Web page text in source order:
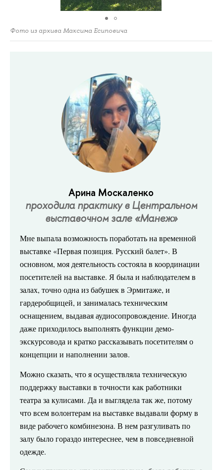
Фото из архива Максима Есиповича
Арина Москаленко
проходила практику в Центральном
выставочном зале «Манеж»
Мневыпала возможность поработать на временной
выставке «Первая позиция. Русский балет». В
основном, моя деятельность состояла в координации
посетителей на выставке. Я была и наблюдателем в
залах, точно одна из бабушек в Эрмитаже, и
гардеробщицей, и занималась техническим
оснащением, выдавая аудиосопровождение. Иногда
даже приходилось выполнять функции демо-
экскурсовода и кратко рассказывать посетителям о
концепции и наполнении залов.
Можно сказать, что я осуществляла техническую
поддержку выставки в точности как работники
театра за кулисами. Да и выглядела так же, потому
что всем волонтерам на выставке выдавали форму в
виде рабочего комбинезона. В нем разгуливать по
залу было гораздо интереснее, чем в повседневной
одежде.